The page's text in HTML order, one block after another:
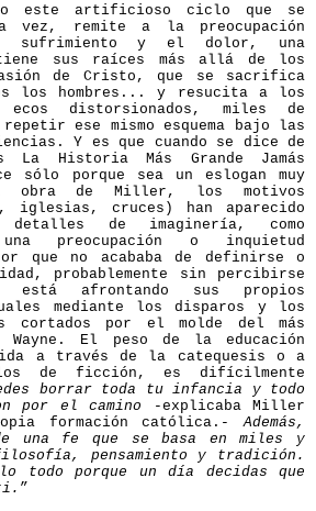
este artificioso ciclo que se
vez, remite a la preocupación
sufrimiento y el dolor, una
tiene sus raíces más allá de los
de Cristo, que se sacrifica
los hombres... y resucita a los
distorsionados, miles de
ese mismo esquema bajo las
Y es que cuando se dice de
Historia Más Grande Jamás
sólo porque sea un eslogan muy
obra de Miller, los motivos
iglesias, cruces) han aparecido
detalles de imaginería, como
preocupación o inquietud
que no acababa de definirse o
probablemente sin percibirse
afrontando sus propios
mediante los disparos y los
cortados por el molde del más
Wayne. El peso de la educación
a través de la catequesis o a
de ficción, es difícilmente
borrar toda tu infancia y todo
por el camino
-explicaba Miller
formación católica.-Además,
de una fe que se basa en miles y
pensamiento y tradición.
todo porque un día decidas que
”